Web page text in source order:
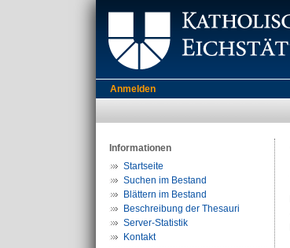
Anmelden
Informationen
Startseite
Suchen im Bestand
Blättern im Bestand
Beschreibung der Thesauri
Server-Statistik
Kontakt